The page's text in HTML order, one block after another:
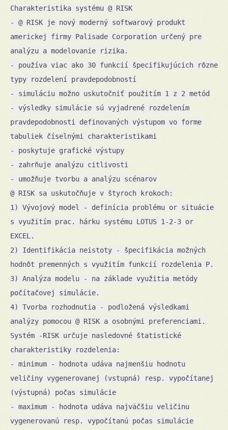
Charakteristika systému @ RISK
- @ RISK je nový moderný softwarový produkt
americkej firmy Palisade Corporation určený pre
analýzu a modelovanie rizika.
- používa viac ako 30 funkcií špecifikujúcich rôzne
typy rozdelení pravdepodobností
- simuláciu možno uskutočniť použitím 1 z 2 metód
- výsledky simulácie sú vyjadrené rozdelením
pravdepodobnosti definovaných výstupom vo forme
tabuliek číselnými charakteristikami
- poskytuje grafické výstupy
- zahrňuje analýzu citlivosti
- umožňuje tvorbu a analýzu scénarov
@ RISK sa uskutočňuje v štyroch krokoch:
1) Vývojový model - definícia problému or situácie
s využitím prac. hárku systému LOTUS 1-2-3 or
EXCEL.
2) Identifikácia neistoty - špecifikácia možných
hodnôt premenných s využitím funkcií rozdelenia P.
3) Analýza modelu - na základe využitia metódy
počítačovej simulácie.
4) Tvorba rozhodnutia - podložená výsledkami
analýzy pomocou @ RISK a osobnými preferenciami.
Systém -RISK určuje nasledovné štatistické
charakteristiky rozdelenia:
- minimum - hodnota udáva najmenšiu hodnotu
veličiny vygenerovanej (vstupná) resp. vypočítanej
(výstupná) počas simulácie
- maximum - hodnota udáva najväčšiu veličinu
vygenerovanú resp. vypočítanú počas simulácie